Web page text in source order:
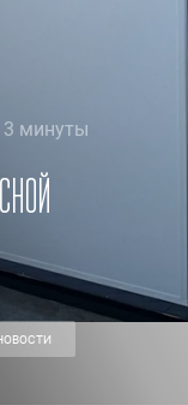
3 минуты